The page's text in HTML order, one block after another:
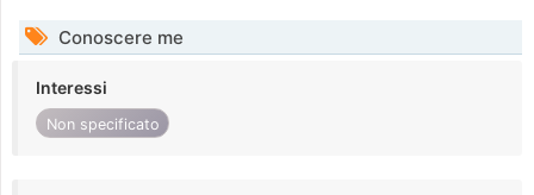
Conoscere me
Interessi
Non specificato